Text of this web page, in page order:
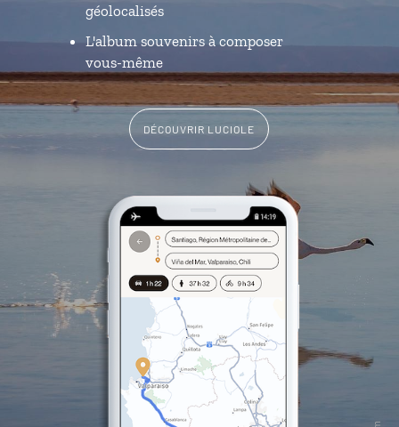
géolocalisés
L'album souvenirs à composer
vous-même
DÉCOUVRIR LUCIOLE